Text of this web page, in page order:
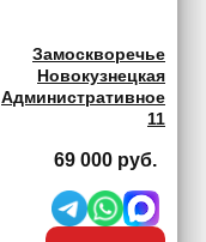
Замоскворечье
Новокузнецкая
Административное
11
69 000 руб.